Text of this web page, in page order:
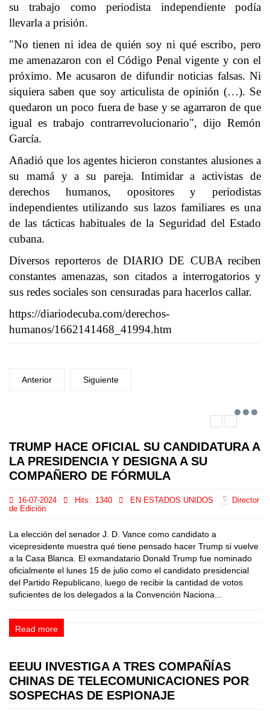
su trabajo como periodista independiente podía
llevarla a prisión.
"No tienen ni idea de quién soy ni qué escribo, pero
me amenazaron con el Código Penal vigente y con el
próximo. Me acusaron de difundir noticias falsas. Ni
siquiera saben que soy articulista de opinión (…). Se
quedaron un poco fuera de base y se agarraron de que
igual es trabajo contrarrevolucionario", dijo Remón
García.
Añadió que los agentes hicieron constantes alusiones a
su mamá y a su pareja. Intimidar a activistas de
derechos humanos, opositores y periodistas
independientes utilizando sus lazos familiares es una
de las tácticas habituales de la Seguridad del Estado
cubana.
Diversos reporteros de DIARIO DE CUBA reciben
constantes amenazas, son citados a interrogatorios y
sus redes sociales son censuradas para hacerlos callar.
https://diariodecuba.com/derechos-
humanos/1662141468_41994.htm
Anterior Siguiente
TRUMP HACE OFICIAL SU CANDIDATURA A
LA PRESIDENCIA Y DESIGNA A SU
COMPAÑERO DE FÓRMULA
16-07-2024 Hits: 1340 EN ESTADOS UNIDOS
Director
de Edición
La elección del senador J. D. Vance como candidato a
vicepresidente muestra qué tiene pensado hacer Trump si vuelve
a la Casa Blanca. El exmandatario Donald Trump fue nominado
oficialmente el lunes 15 de julio como el candidato presidencial
del Partido Republicano, luego de recibir la cantidad de votos
suficientes de los delegados a la Convención Naciona...
Read more
EEUU INVESTIGA A TRES COMPAÑÍAS
CHINAS DE TELECOMUNICACIONES POR
SOSPECHAS DE ESPIONAJE